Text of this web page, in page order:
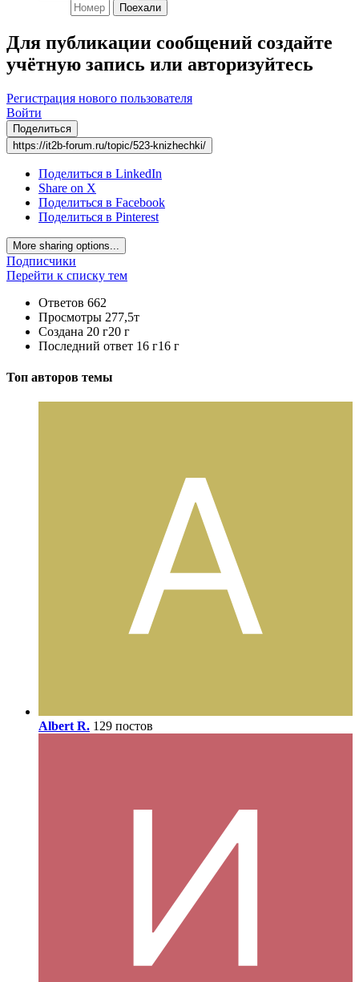
Поехали
Для публикации сообщений создайте
учётную запись или авторизуйтесь
Регистрация нового пользователя
Войти
Поделиться
https://it2b-forum.ru/topic/523-knizhechki/
Поделиться в LinkedIn
Share on X
Поделиться в Facebook
Поделиться в Pinterest
More sharing options...
Подписчики
Перейти к списку тем
Ответов 662
Просмотры 277,5т
Создана 20 г20 г
Последний ответ 16 г16 г
Топ авторов темы
Albert R. 129 постов